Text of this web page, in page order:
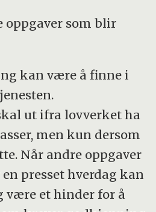
oppgaver som blir
kan være å finne i
ut ifra lovverket ha
men kun dersom
Når andre oppgaver
presset hverdag kan
være et hinder for å